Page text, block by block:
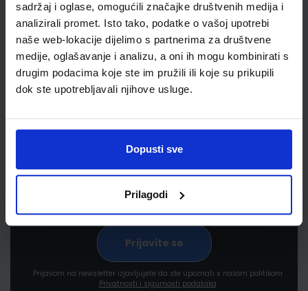
sadržaj i oglase, omogućili značajke društvenih medija i
analizirali promet. Isto tako, podatke o vašoj upotrebi
naše web-lokacije dijelimo s partnerima za društvene
medije, oglašavanje i analizu, a oni ih mogu kombinirati s
drugim podacima koje ste im pružili ili koje su prikupili
dok ste upotrebljavali njihove usluge.
Dopusti sve
Prilagodi
Newsletter prijava
Prijavite se kako bi primali informacije o novim
pogodnostima
Prijavom na newsletter izjavljujete da ste upoznati s našom politikom
Privatnosti i sigurnosti podataka